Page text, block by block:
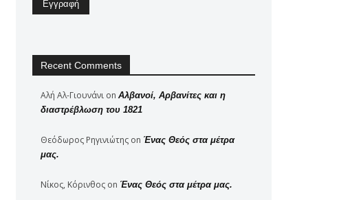
Recent Comments
Αλή Αλ-Γιουνάνι on Αλβανοί, Αρβανίτες και η
διαστρέβλωση του 1821
Θεόδωρος Ρηγινιώτης on Ένας Θεός στα μέτρα
μας.
Νίκος, Κόρινθος on Ένας Θεός στα μέτρα μας.